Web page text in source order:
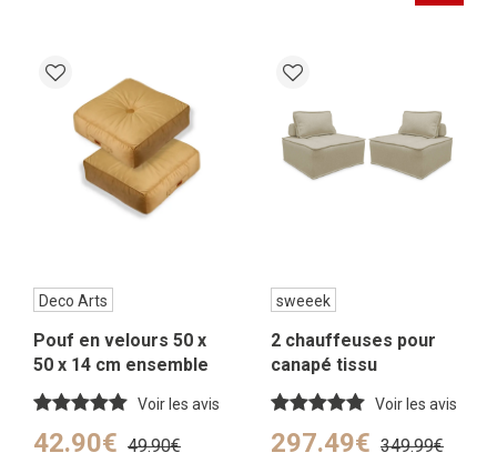
Deco Arts
Pouf en velours 50 x
50 x 14 cm ensemble
de 2 – beige
Voir les avis
42.90€ 49.90€
sweeek
2 chauffeuses pour
canapé tissu
capitonné beige
Voir les avis
297.49€ 349.99€